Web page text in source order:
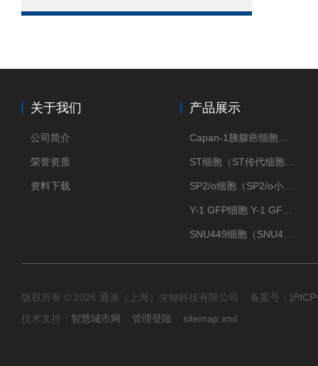
关于我们
公司简介
荣誉资质
资料下载
产品展示
版权所有 © 2026 通派（上海）生物科技有限公司 备案号： 沪
技术支持： 智慧城市网 管理登陆 sitemap.xml